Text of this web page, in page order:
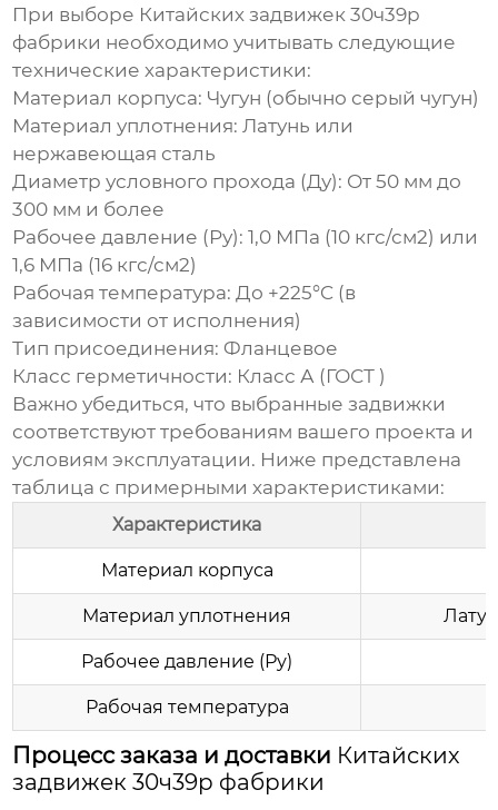
При выборе Китайских задвижек 30ч39р
фабрики необходимо учитывать следующие
технические характеристики:
Материал корпуса: Чугун (обычно серый чугун)
Материал уплотнения: Латунь или
нержавеющая сталь
Диаметр условного прохода (Ду): От 50 мм до
300 мм и более
Рабочее давление (Ру): 1,0 МПа (10 кгс/см2) или
1,6 МПа (16 кгс/см2)
Рабочая температура: До +225°C (в
зависимости от исполнения)
Тип присоединения: Фланцевое
Класс герметичности: Класс А (ГОСТ )
Важно убедиться, что выбранные задвижки
соответствуют требованиям вашего проекта и
условиям эксплуатации. Ниже представлена
таблица с примерными характеристиками:
Характеристика
Материал корпуса
Материал уплотнения
Рабочее давление (Ру)
Рабочая температура
Процесс заказа и доставки Китайских
задвижек 30ч39р фабрики